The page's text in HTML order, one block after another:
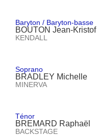
Baryton / Baryton-basse
BOUTON Jean-Kristof
KENDALL
Soprano
BRADLEY Michelle
MINERVA
Ténor
BREMARD Raphaël
BACKSTAGE